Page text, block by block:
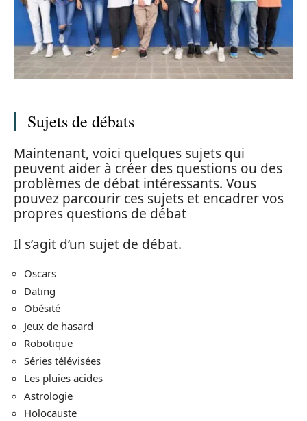
Sujets de débats
Maintenant, voici quelques sujets qui
peuvent aider à créer des questions ou des
problèmes de débat intéressants. Vous
pouvez parcourir ces sujets et encadrer vos
propres questions de débat
Il s’agit d’un sujet de débat.
Oscars
Dating
Obésité
Jeux de hasard
Robotique
Séries télévisées
Les pluies acides
Astrologie
Holocauste